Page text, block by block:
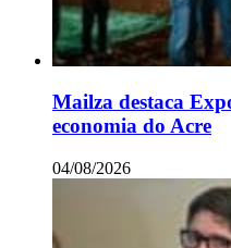
Mailza destaca
economia do Acre
04/08/2026